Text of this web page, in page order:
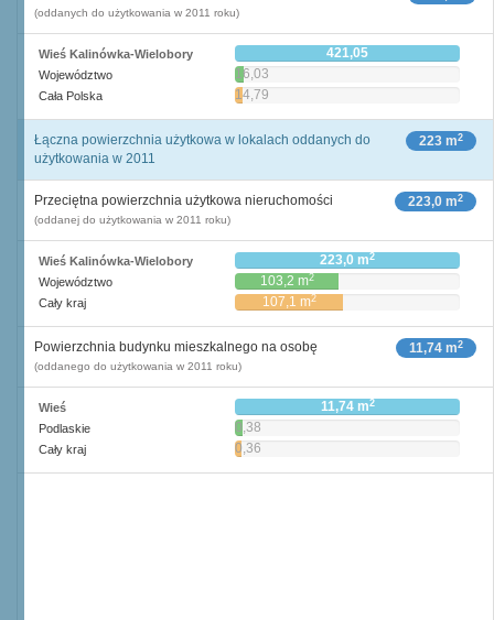
(oddanych do użytkowania w 2011 roku)
Wieś Kalinówka-Wielobory 421,05
Województwo 16,03
Cała Polska 14,79
223 m2
Łączna powierzchnia użytkowa w lokalach oddanych do
użytkowania w 2011
223,0 m2
Przeciętna powierzchnia użytkowa nieruchomości
(oddanej do użytkowania w 2011 roku)
Wieś Kalinówka-Wielobory 223,0 m2
Województwo 103,2 m2
Cały kraj 107,1 m2
11,74 m2
Powierzchnia budynku mieszkalnego na osobę
(oddanego do użytkowania w 2011 roku)
Wieś 11,74 m2
Podlaskie
0,38
m2
Cały kraj
0,36